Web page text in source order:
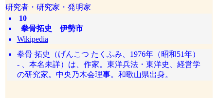
研究者・研究家・発明家
10
拳骨拓史 伊勢市
Wikipedia
拳骨 拓史（げんこつ たくふみ、1976年（昭和51年）
- 、本名未詳）は、作家。東洋兵法・東洋史、経営学
の研究家。中央乃木会理事。和歌山県出身。